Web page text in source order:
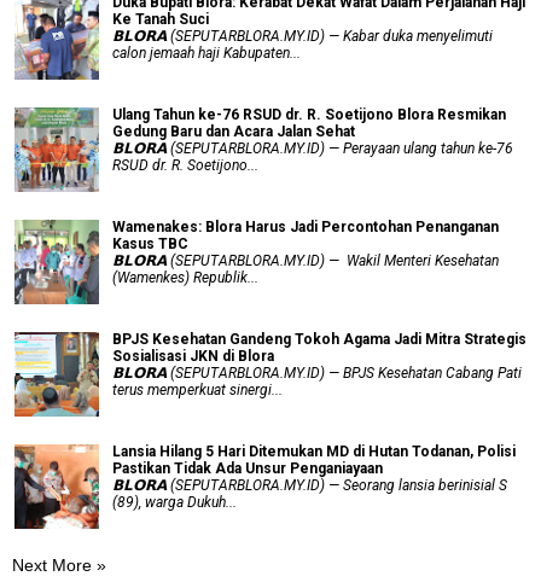
Ke Tanah Suci
𝗕𝗟𝗢𝗥𝗔 (SEPUTARBLORA.MY.ID) — Kabar duka menyelimuti
calon jemaah haji Kabupaten...
Ulang Tahun ke-76 RSUD dr. R. Soetijono Blora Resmikan
Gedung Baru dan Acara Jalan Sehat
𝗕𝗟𝗢𝗥𝗔 (SEPUTARBLORA.MY.ID) — Perayaan ulang tahun ke-76
RSUD dr. R. Soetijono...
Wamenakes: Blora Harus Jadi Percontohan Penanganan
Kasus TBC
𝗕𝗟𝗢𝗥𝗔 (SEPUTARBLORA.MY.ID) — Wakil Menteri Kesehatan
(Wamenkes) Republik...
BPJS Kesehatan Gandeng Tokoh Agama Jadi Mitra Strategis
Sosialisasi JKN di Blora
𝗕𝗟𝗢𝗥𝗔 (SEPUTARBLORA.MY.ID) — BPJS Kesehatan Cabang Pati
terus memperkuat sinergi...
Lansia Hilang 5 Hari Ditemukan MD di Hutan Todanan, Polisi
Pastikan Tidak Ada Unsur Penganiayaan
𝗕𝗟𝗢𝗥𝗔 (SEPUTARBLORA.MY.ID) — Seorang lansia berinisial S
(89), warga Dukuh...
Next More »